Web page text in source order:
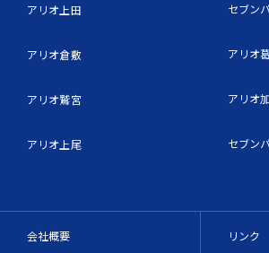
アリオ上田
アリオ倉敷
アリオ鷲宮
アリオ上尾
セブン
アリオ
アリオ
セブン
会社概要 リンク